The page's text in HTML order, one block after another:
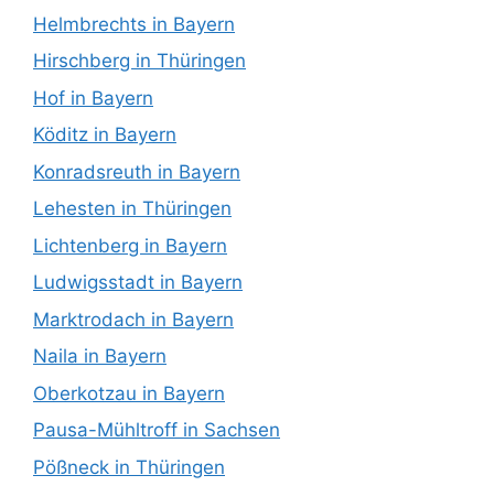
Helmbrechts in Bayern
Hirschberg in Thüringen
Hof in Bayern
Köditz in Bayern
Konradsreuth in Bayern
Lehesten in Thüringen
Lichtenberg in Bayern
Ludwigsstadt in Bayern
Marktrodach in Bayern
Naila in Bayern
Oberkotzau in Bayern
Pausa-Mühltroff in Sachsen
Pößneck in Thüringen